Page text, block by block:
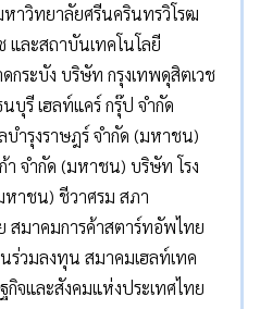
าวิทยาลัยศรีนครินทรวิโรฒ
ละสถาบันเทคโนโลยี
กระบัง บริษัท กรุงเทพดุสิตเวช
บุรี เฮลท์แคร์ กรุ๊ป จำกัด
ำรุงราษฎร์ จำกัด (มหาชน)
า จำกัด (มหาชน) บริษัท โรง
หาชน) ชีวาศรม สภา
สมาคมการค้าสตาร์ทอัพไทย
ร่วมลงทุน สมาคมเฮลท์เทค
จและสังคมแห่งประเทศไทย